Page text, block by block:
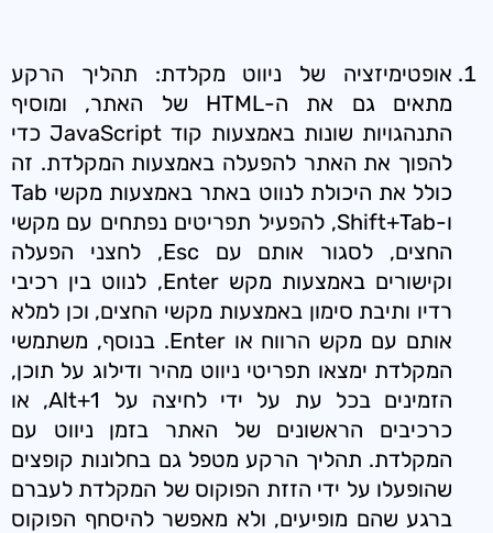
אופטימיזציה של ניווט מקלדת: תהליך הרקע
מתאים גם את ה-HTML של האתר, ומוסיף
התנהגויות שונות באמצעות קוד JavaScript כדי
להפוך את האתר להפעלה באמצעות המקלדת. זה
כולל את היכולת לנווט באתר באמצעות מקשי Tab
ו-Shift+Tab, להפעיל תפריטים נפתחים עם מקשי
החצים, לסגור אותם עם Esc, לחצני הפעלה
וקישורים באמצעות מקש Enter, לנווט בין רכיבי
רדיו ותיבת סימון באמצעות מקשי החצים, וכן למלא
אותם עם מקש הרווח או Enter. בנוסף, משתמשי
המקלדת ימצאו תפריטי ניווט מהיר ודילוג על תוכן,
הזמינים בכל עת על ידי לחיצה על Alt+1, או
כרכיבים הראשונים של האתר בזמן ניווט עם
המקלדת. תהליך הרקע מטפל גם בחלונות קופצים
שהופעלו על ידי הזזת הפוקוס של המקלדת לעברם
ברגע שהם מופיעים, ולא מאפשר להיסחף הפוקוס